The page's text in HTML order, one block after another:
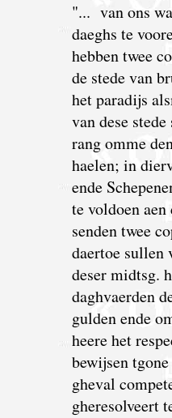
"... van ons
daeghs te
hebben twee
de stede van
het paradijs
van dese
rang omme
haelen; in
ende
te voldoen aen
senden twee
daertoe sullen
deser midtsg.
daghvaerden
gulden ende
heere het
bewijsen
gheval
gheresolveert